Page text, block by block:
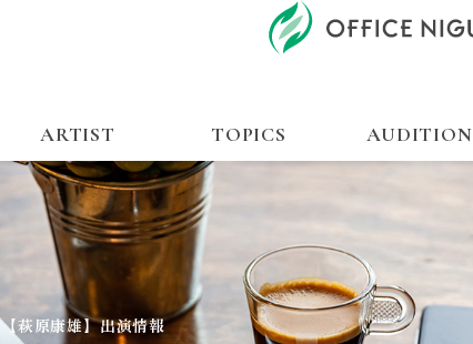
ARTIST TOPICS AUDITION
【萩原康雄】出演情報